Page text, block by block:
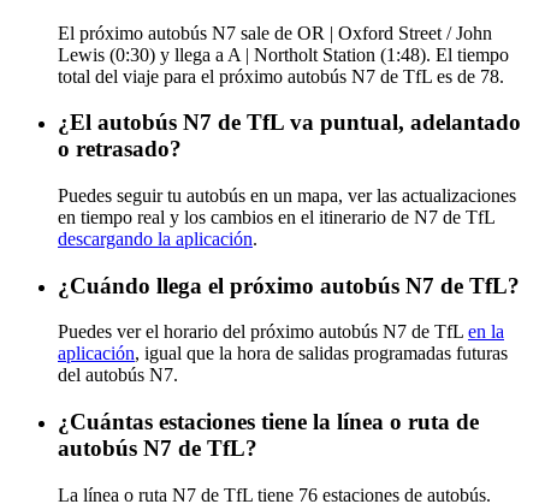
El próximo autobús N7 sale de OR | Oxford Street / John
Lewis (0:30) y llega a A | Northolt Station (1:48). El tiempo
total del viaje para el próximo autobús N7 de TfL es de 78.
¿El autobús N7 de TfL va puntual, adelantado
o retrasado?
Puedes seguir tu autobús en un mapa, ver las actualizaciones
en tiempo real y los cambios en el itinerario de N7 de TfL
descargando la aplicación.
¿Cuándo llega el próximo autobús N7 de TfL?
Puedes ver el horario del próximo autobús N7 de TfL en la
aplicación, igual que la hora de salidas programadas futuras
del autobús N7.
¿Cuántas estaciones tiene la línea o ruta de
autobús N7 de TfL?
La línea o ruta N7 de TfL tiene 76 estaciones de autobús.